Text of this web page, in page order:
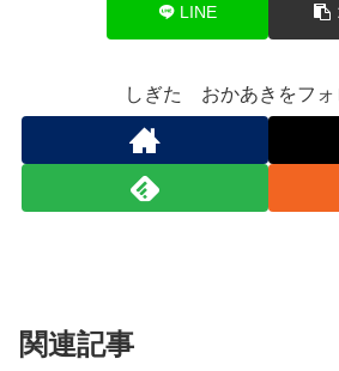
LINE
しぎた おかあきをフォ
関連記事